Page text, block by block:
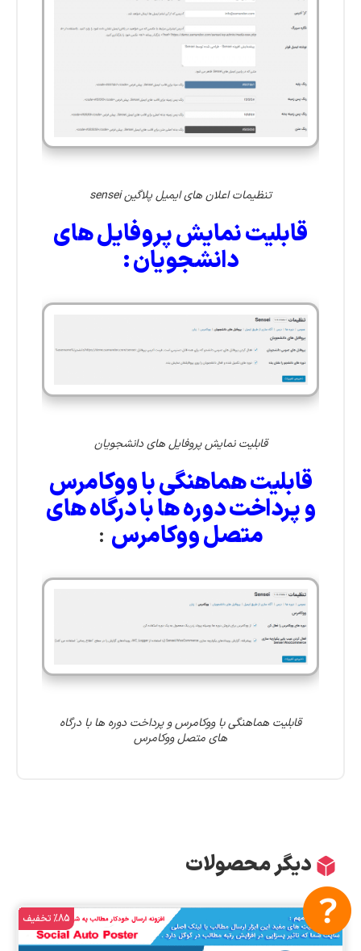
تنظیمات اعلان های ایمیل پلاگین sensei
قابلیت نمایش پروفایل های
دانشجویان :
قابلیت نمایش پروفایل های دانشجویان
قابلیت هماهنگی با ووکامرس
و پرداخت دوره ها با درگاه های
متصل ووکامرس :
قابلیت هماهنگی با ووکامرس و پرداخت دوره ها با درگاه
های متصل ووکامرس
دیگر محصولات
%85 تخفیف